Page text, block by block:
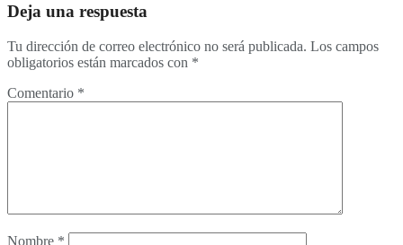
Deja una respuesta
Tu dirección de correo electrónico no será publicada. Los campos
obligatorios están marcados con *
Comentario *
Nombre *